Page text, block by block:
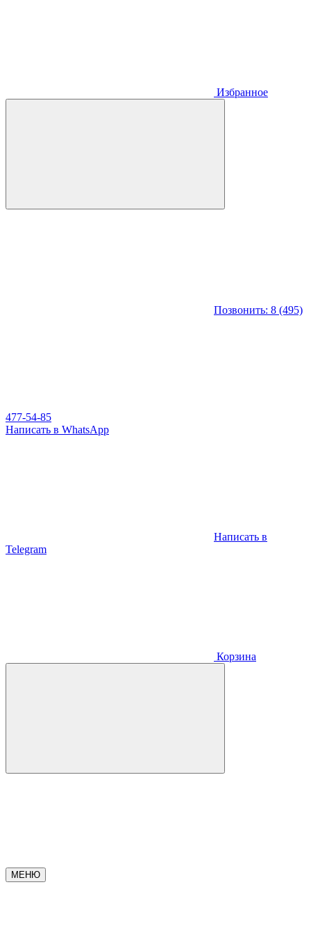
Избранное
Позвонить: 8 (495)
477-54-85
Написать в WhatsApp
Написать в
Telegram
Корзина
МЕНЮ